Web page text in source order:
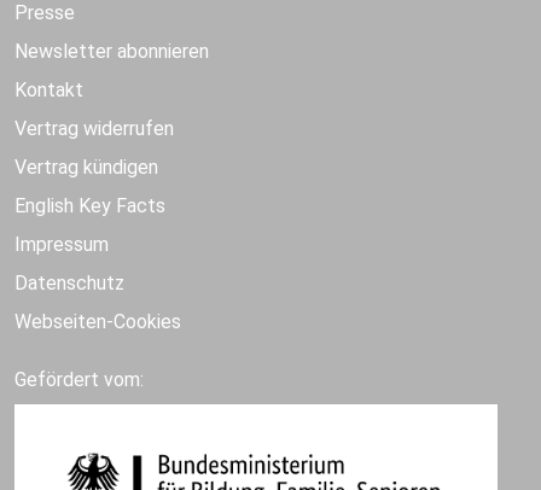
Presse
Newsletter abonnieren
Kontakt
Vertrag widerrufen
Vertrag kündigen
English Key Facts
Impressum
Datenschutz
Webseiten-Cookies
Gefördert vom: